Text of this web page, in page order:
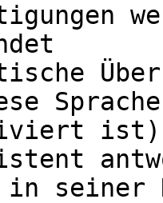
ist)
in seiner